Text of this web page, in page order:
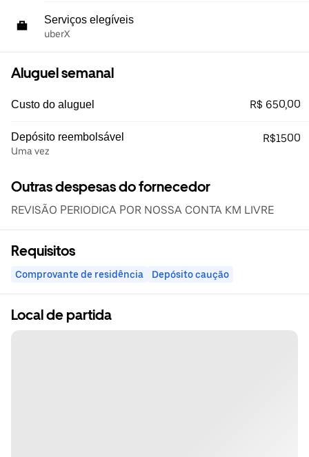
Serviços elegíveis
uberX
Aluguel semanal
Custo do aluguel R$ 650,00
Depósito reembolsável
Uma vez
R$1500
Outras despesas do fornecedor
REVISÃO PERIODICA POR NOSSA CONTA KM LIVRE
Requisitos
Comprovante de residência Depósito caução
Local de partida